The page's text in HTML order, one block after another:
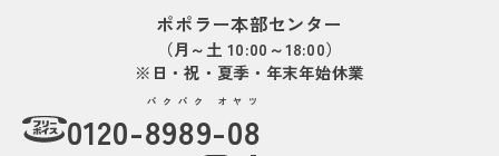
ポポラー本部センター
（月～土 10:00～18:00）
※日・祝・夏季・年末年始休業
0120-8989-08
パクパク オヤツ